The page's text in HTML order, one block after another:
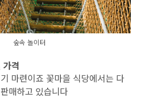
숲속 놀이터
격
마련이죠 꽃마을 식당에서는 다
매하고 있습니다